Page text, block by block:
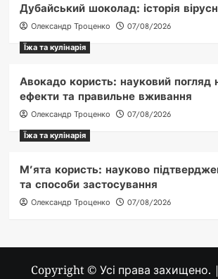
Дубайський шоколад: історія
Олександр Троценко
07/08/2026
Їжа та кулінарія
Авокадо користь: науковий погляд
ефекти та правильне вживання
Олександр Троценко
07/08/2026
Їжа та кулінарія
М’ята користь: науково
та способи застосування
Олександр Троценко 07/08/2026
Copyright © Усі права захищено. |